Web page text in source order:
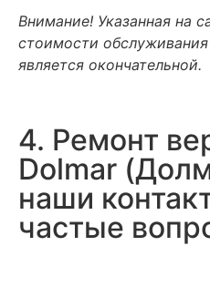
Внимание! Указанная на
стоимости
является окончательной.
4. Ремонт
Dolmar
наши
частые